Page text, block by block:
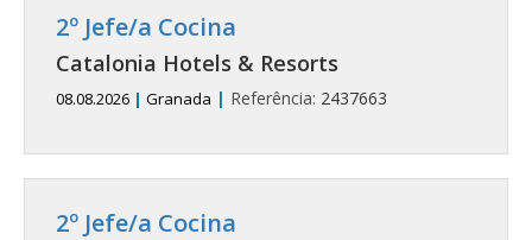
2º Jefe/a Cocina
Catalonia Hotels & Resorts
08.08.2026 | Granada | Referência: 2437663
2º Jefe/a Cocina